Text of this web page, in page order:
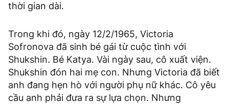
thời gian dài.
Trong khi đó, ngày 12/2/1965, Victoria
Sofronova đã sinh bé gái từ cuộc tình với
Shukshin. Bé Katya. Vài ngày sau, cô xuất viện.
Shukshin đón hai mẹ con. Nhưng Victoria đã biết
anh đang hẹn hò với người phụ nữ khác. Cô yêu
cầu anh phải đưa ra sự lựa chọn. Nhưng